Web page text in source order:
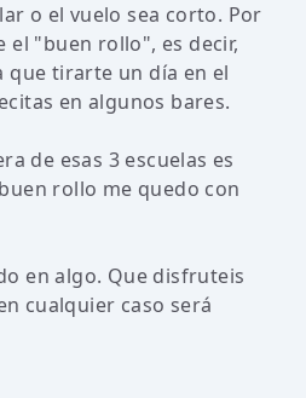
o el vuelo sea corto. Por
el "buen rollo", es decir,
que tirarte un día en el
en algunos bares.
de esas 3 escuelas es
rollo me quedo con
en algo. Que disfruteis
cualquier caso será